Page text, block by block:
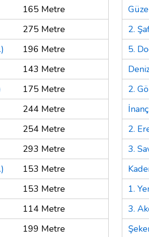
165 Metre
275 Metre
196 Metre
143 Metre
175 Metre
244 Metre
254 Metre
293 Metre
153 Metre
153 Metre
114 Metre
199 Metre
2.
5.
2.
2.
3.
1.
3.